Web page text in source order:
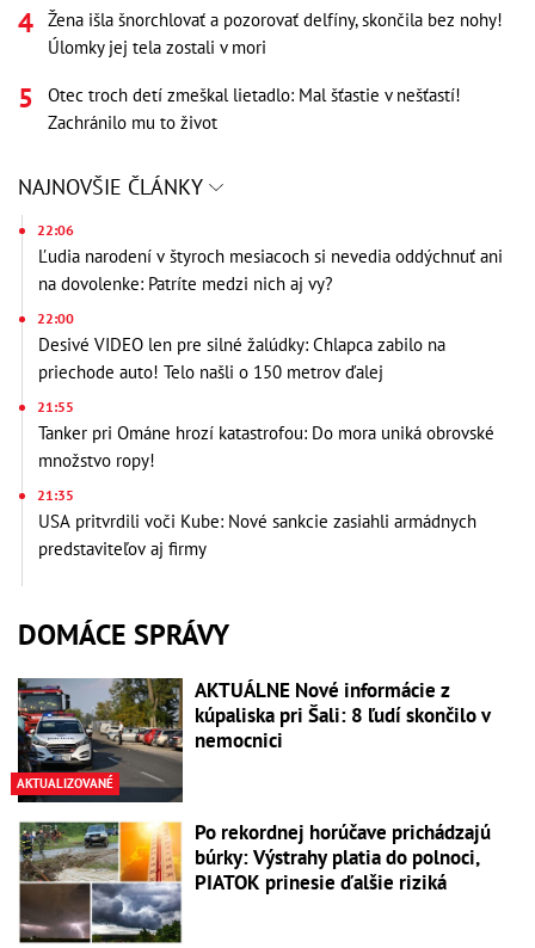
Žena išla šnorchlovať a pozorovať delfíny, skončila bez nohy!
Úlomky jej tela zostali v mori
Otec troch detí zmeškal lietadlo: Mal šťastie v nešťastí!
Zachránilo mu to život
NAJNOVŠIE ČLÁNKY
22:06
Ľudia narodení v štyroch mesiacoch si nevedia oddýchnuť ani
na dovolenke: Patríte medzi nich aj vy?
22:00
Desivé VIDEO len pre silné žalúdky: Chlapca zabilo na
priechode auto! Telo našli o 150 metrov ďalej
21:55
Tanker pri Ománe hrozí katastrofou: Do mora uniká obrovské
množstvo ropy!
21:35
USA pritvrdili voči Kube: Nové sankcie zasiahli armádnych
predstaviteľov aj firmy
DOMÁCE SPRÁVY
AKTUALIZOVANÉ
AKTUÁLNE Nové informácie z
kúpaliska pri Šali: 8 ľudí skončilo v
nemocnici
Po rekordnej horúčave prichádzajú
búrky: Výstrahy platia do polnoci,
PIATOK prinesie ďalšie riziká